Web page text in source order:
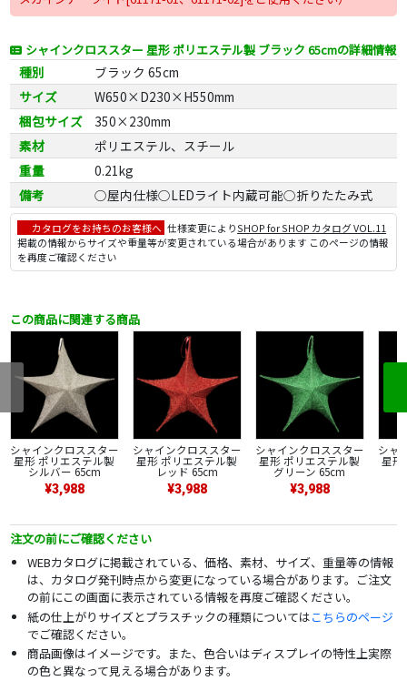
シャインクロススター 星形 ポリエステル製 ブラック 65cmの詳細情報
種別
ブラック 65cm
サイズ
W650×D230×H550mm
梱包サイズ
350×230mm
素材
ポリエステル、スチール
重量
0.21kg
備考
○屋内仕様○LEDライト内蔵可能○折りたたみ式
カタログをお持ちのお客様へ 仕様変更によりSHOP for SHOP カタログ VOL.11
掲載の情報からサイズや重量等が変更されている場合があります このページの情報
を再度ご確認ください
この商品に関連する商品
シャインクロススター
星形 ポリエステル製
シルバー 65cm
¥3,988
シャインクロススター
星形 ポリエステル製
レッド 65cm
¥3,988
シャインクロススター
星形 ポリエステル製
グリーン 65cm
¥3,988
シャ
星形
注文の前にご確認ください
WEBカタログに掲載されている、価格、素材、サイズ、重量等の情報
は、カタログ発刊時点から変更になっている場合があります。ご注文
の前にこの画面に表示されている情報を再度ご確認ください。
紙の仕上がりサイズとプラスチックの種類についてはこちらのページ
でご確認ください。
商品画像はイメージです。また、色合いはディスプレイの特性上実際
の色と異なって見える場合があります。